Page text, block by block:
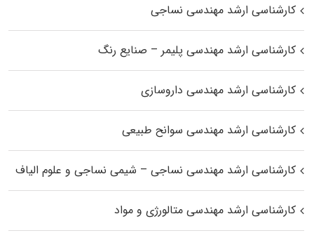
کارشناسی ارشد مهندسی نساجی
کارشناسی ارشد مهندسی پلیمر – صنایع رنگ
کارشناسی ارشد مهندسی داروسازی
کارشناسی ارشد مهندسی سوانح طبیعی
کارشناسی ارشد مهندسی نساجی – شیمی نساجی و علوم الیاف
کارشناسی ارشد مهندسی متالورژی و مواد